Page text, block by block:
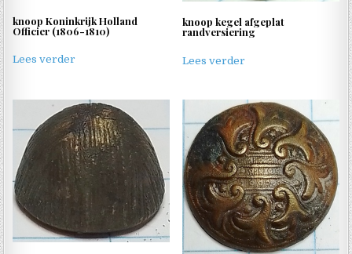
knoop Koninkrijk Holland
Officier (1806-1810)
Lees verder
knoop kegel afgeplat
randversiering
Lees verder